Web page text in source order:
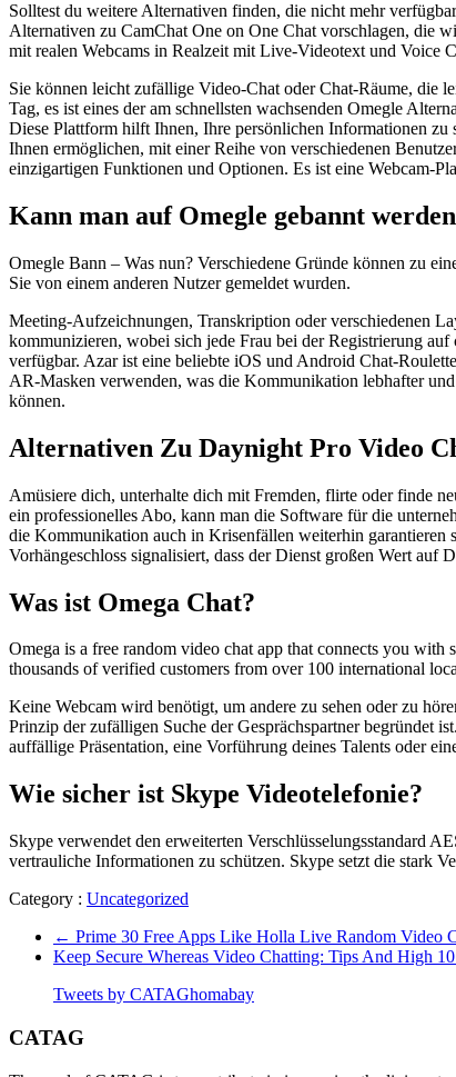
Solltest du weitere Alternativen finden, die nicht mehr
Alternativen zu CamChat One on One Chat vorschlagen, die
mit realen Webcams in Realzeit mit Live-Videotext und Voice
Sie können leicht zufällige Video-Chat oder Chat-Räume, die
Tag, es ist eines der am schnellsten wachsenden Omegle
Diese Plattform hilft Ihnen, Ihre persönlichen Informationen zu
Ihnen ermöglichen, mit einer Reihe von verschiedenen
einzigartigen Funktionen und Optionen. Es ist eine Webcam-
Kann man auf Omegle gebannt
Omegle Bann – Was nun? Verschiedene Gründe können zu
Sie von einem anderen Nutzer gemeldet wurden.
Meeting-Aufzeichnungen, Transkription oder verschiedenen
kommunizieren, wobei sich jede Frau bei der Registrierung
verfügbar. Azar ist eine beliebte iOS und Android Chat-
AR-Masken verwenden, was die Kommunikation lebhafter
können.
Alternativen Zu Daynight Pro Video
Amüsiere dich, unterhalte dich mit Fremden, flirte oder finde
ein professionelles Abo, kann man die Software für die
die Kommunikation auch in Krisenfällen weiterhin
Vorhängeschloss signalisiert, dass der Dienst großen Wert auf
Was ist Omega Chat?
Omega is a free random video chat app that connects you
thousands of verified customers from over 100 international
Keine Webcam wird benötigt, um andere zu sehen oder zu
Prinzip der zufälligen Suche der Gesprächspartner begründet
auffällige Präsentation, eine Vorführung deines Talents oder
Wie sicher ist Skype Videotelefonie?
Skype verwendet den erweiterten Verschlüsselungsstandard
vertrauliche Informationen zu schützen. Skype setzt die stark
Category : Uncategorized
← Prime 30 Free Apps Like Holla Live Random Video
Keep Secure Whereas Video Chatting: Tips And High
Tweets by CATAGhomabay
CATAG